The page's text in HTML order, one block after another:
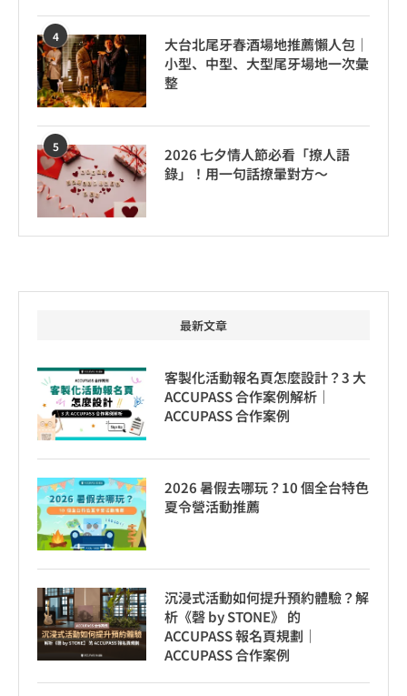
4
大台北尾牙春酒場地推薦懶人包｜
小型、中型、大型尾牙場地一次彙
整
5
2026 七夕情人節必看「撩人語
錄」！用一句話撩暈對方～
最新文章
客製化活動報名頁怎麼設計？3 大
ACCUPASS 合作案例解析｜
ACCUPASS 合作案例
2026 暑假去哪玩？10 個全台特色
夏令營活動推薦
沉浸式活動如何提升預約體驗？解
析《磬 by STONE》 的
ACCUPASS 報名頁規劃｜
ACCUPASS 合作案例